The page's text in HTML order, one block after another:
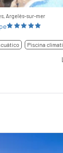
Argelès-sur-mer
Piscina